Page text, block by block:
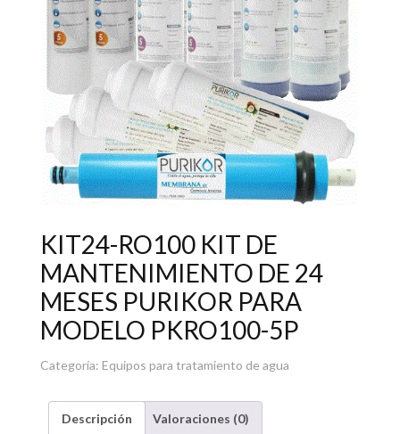
KIT24-RO100 KIT DE
MANTENIMIENTO DE 24
MESES PURIKOR PARA
MODELO PKRO100-5P
Categoría: Equipos para tratamiento de agua
Descripción Valoraciones (0)